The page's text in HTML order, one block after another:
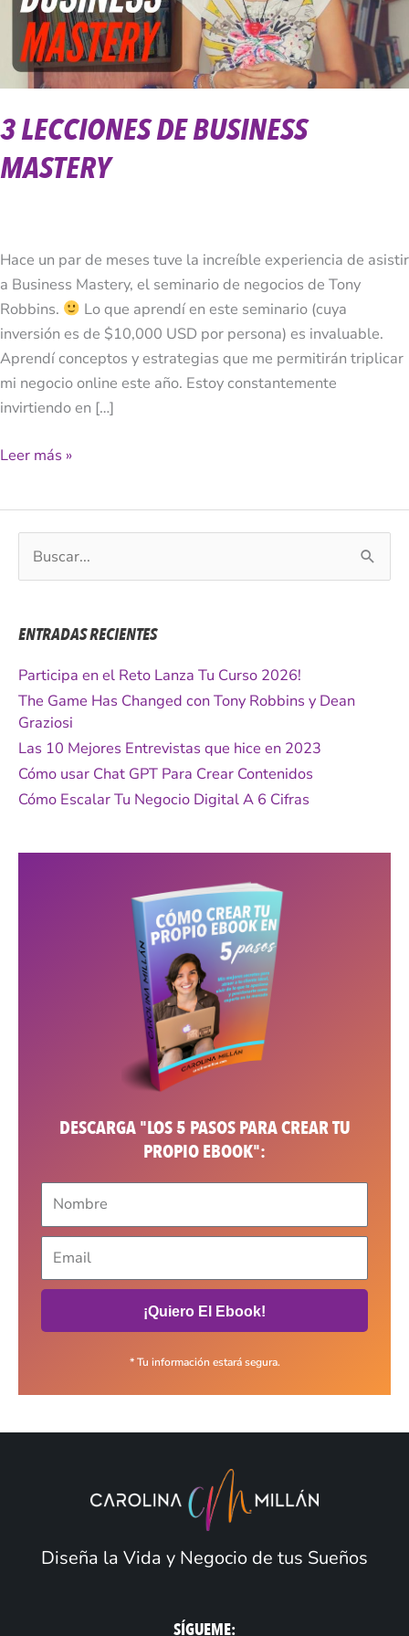
3 LECCIONES DE BUSINESS
MASTERY
Hace un par de meses tuve la increíble experiencia de asistir
a Business Mastery, el seminario de negocios de Tony
Robbins.
Lo que aprendí en este seminario (cuya
inversión es de $10,000 USD por persona) es invaluable.
Aprendí conceptos y estrategias que me permitirán triplicar
mi negocio online este año. Estoy constantemente
invirtiendo en […]
Leer más »
u
a
r
p
o
r
:
ENTRADAS RECIENTES
Participa en el Reto Lanza Tu Curso 2026!
The Game Has Changed con Tony Robbins y Dean
Graziosi
Las 10 Mejores Entrevistas que hice en 2023
Cómo usar Chat GPT Para Crear Contenidos
Cómo Escalar Tu Negocio Digital A 6 Cifras
DESCARGA "LOS 5 PASOS PARA CREAR TU
PROPIO EBOOK":
¡Quiero El Ebook!
* Tu información estará segura.
Diseña la Vida y Negocio de tus Sueños
SÍGUEME: